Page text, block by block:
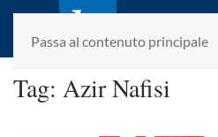
Passa al contenuto principale
fondato da
Tag: Azir Nafisi